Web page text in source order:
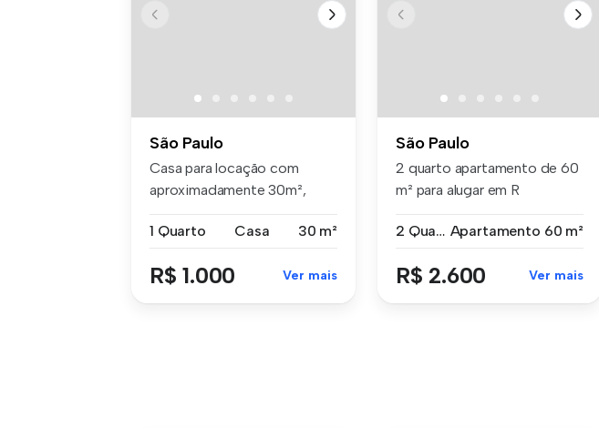
São Paulo
Casa para locação com
aproximadamente 30m²,
1 Quarto
Casa 30 m²
R$ 1.000 Ver mais
São Paulo
2 quarto apartamento de 60
m² para alugar em R
2 Quartos Apartamento 60 m²
R$ 2.600 Ver mais